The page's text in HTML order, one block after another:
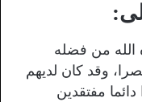
الله من فضله
وقد كان لديهم
دائما مفتقدين